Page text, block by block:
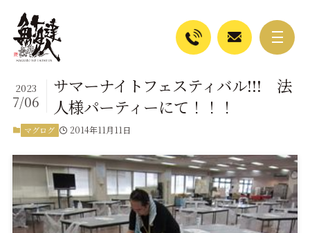
サマーナイトフェスティバル!!! 法
人様パーティーにて！！！
2023
7/06
マグログ 2014年11月11日